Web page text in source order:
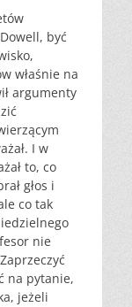
być
właśnie na
argumenty
I w
to, co
głos i
co tak
nie
na pytanie,
jeżeli